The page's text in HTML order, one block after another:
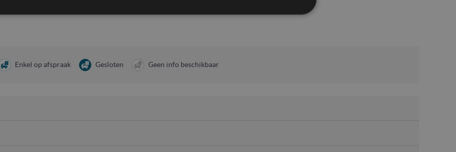
Enkel op afspraak Gesloten Geen info beschikbaar